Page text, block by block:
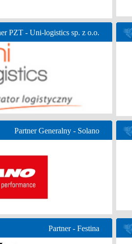
PZT - Uni-logistics sp. z o.o.
Partner Generalny - Solano
Partner - Festina